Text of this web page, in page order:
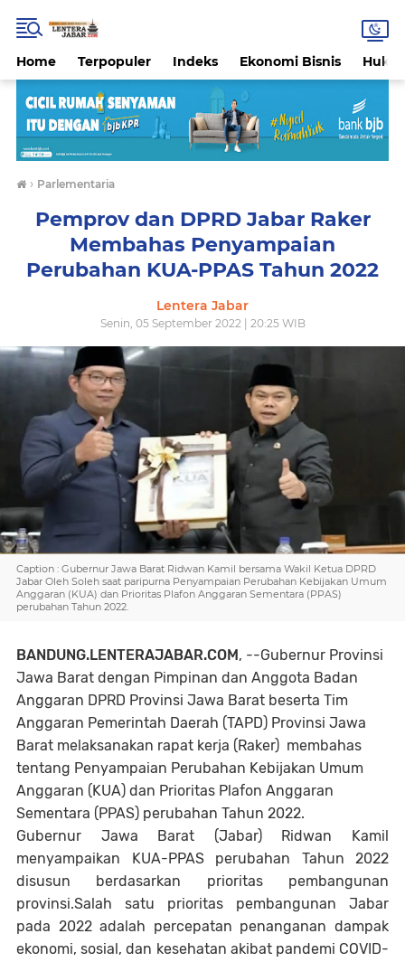
Home Terpopuler Indeks Ekonomi Bisnis
› Parlementaria
Pemprov dan DPRD Jabar Raker
Membahas Penyampaian
Perubahan KUA-PPAS Tahun 2022
Lentera Jabar
Senin, 05 September 2022 | 20:25 WIB
Caption : Gubernur Jawa Barat Ridwan Kamil bersama Wakil Ketua DPRD
Jabar Oleh Soleh saat paripurna Penyampaian Perubahan Kebijakan Umum
Anggaran (KUA) dan Prioritas Plafon Anggaran Sementara (PPAS)
perubahan Tahun 2022.
BANDUNG.LENTERAJABAR.COM, --Gubernur Provinsi
Jawa Barat dengan Pimpinan dan Anggota Badan
Anggaran DPRD Provinsi Jawa Barat beserta Tim
Anggaran Pemerintah Daerah (TAPD) Provinsi Jawa
Barat melaksanakan rapat kerja (Raker) membahas
tentang Penyampaian Perubahan Kebijakan Umum
Anggaran (KUA) dan Prioritas Plafon Anggaran
Sementara (PPAS) perubahan Tahun 2022.
Gubernur Jawa Barat (Jabar) Ridwan Kamil
menyampaikan KUA-PPAS perubahan Tahun 2022
disusun berdasarkan prioritas pembangunan
provinsi.Salah satu prioritas pembangunan Jabar
pada 2022 adalah percepatan penanganan dampak
ekonomi, sosial, dan kesehatan akibat pandemi COVID-